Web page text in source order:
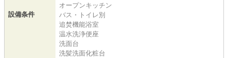
設備条件
オープンキッチン
バス・トイレ別
追焚機能浴室
温水洗浄便座
洗面台
洗髪洗面化粧台